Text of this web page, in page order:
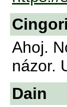
Ahoj.
názor.
Dain